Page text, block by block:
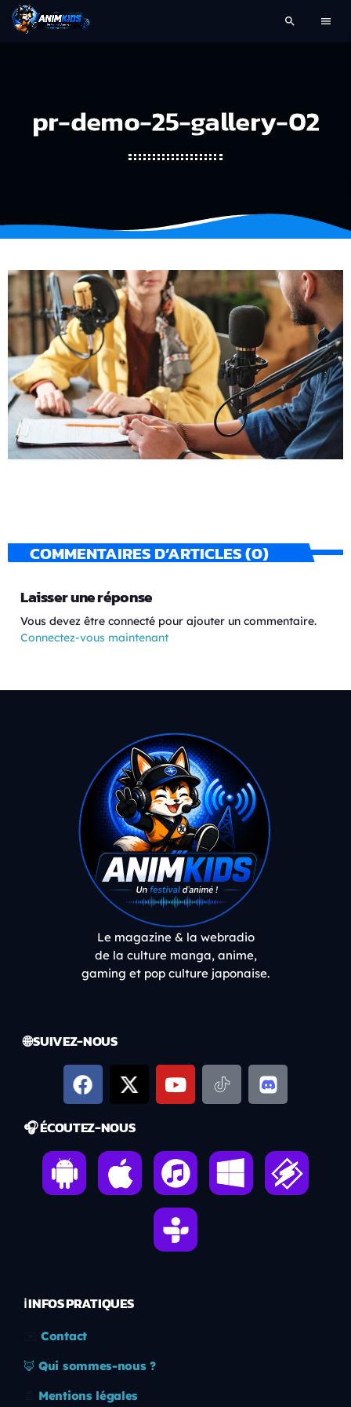
search menu
pr-demo-25-gallery-02
COMMENTAIRES D’ARTICLES (0)
Laisser une réponse
Vous devez être connecté pour ajouter un commentaire.
Connectez-vous maintenant
Le magazine & la webradio
de la culture manga, anime,
gaming et pop culture japonaise.
🌐 SUIVEZ-NOUS
🎧 ÉCOUTEZ-NOUS
ℹ️ INFOS PRATIQUES
Contact
🦊 Qui sommes-nous ?
Mentions légales